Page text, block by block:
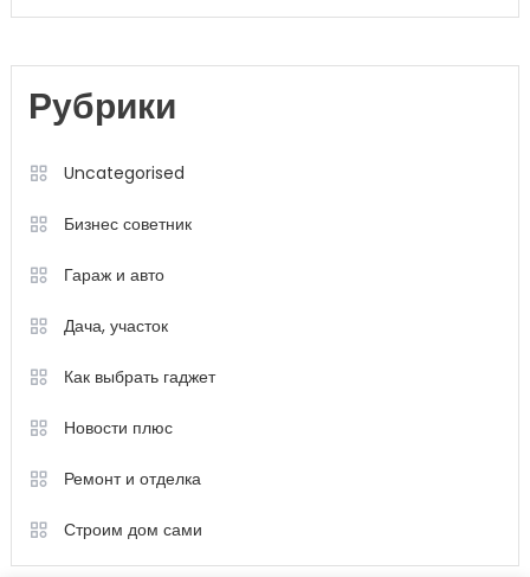
Рубрики
Uncategorised
Бизнес советник
Гараж и авто
Дача, участок
Как выбрать гаджет
Новости плюс
Ремонт и отделка
Строим дом сами